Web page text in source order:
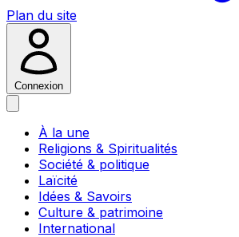
Plan du site
Connexion
À la une
Religions & Spiritualités
Société & politique
Laïcité
Idées & Savoirs
Culture & patrimoine
International